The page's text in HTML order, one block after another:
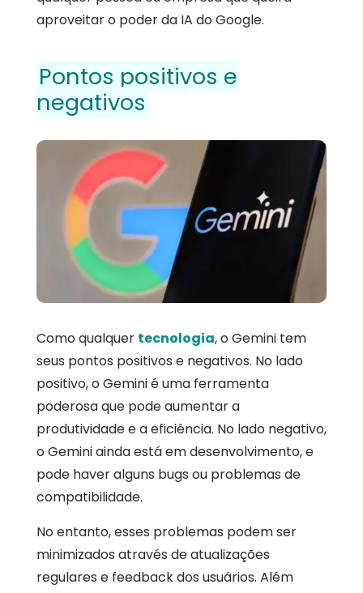
aproveitar o poder da IA do Google.
Pontos positivos e
negativos
Como qualquer tecnologia, o Gemini tem
seus pontos positivos e negativos. No lado
positivo, o Gemini é uma ferramenta
poderosa que pode aumentar a
produtividade e a eficiência. No lado negativo,
o Gemini ainda está em desenvolvimento, e
pode haver alguns bugs ou problemas de
compatibilidade.
No entanto, esses problemas podem ser
minimizados através de atualizações
regulares e feedback dos usuários. Além